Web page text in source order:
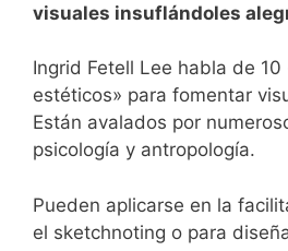
visuales insuflándoles
Ingrid Fetell Lee habla de 10
estéticos» para fomentar
Están avalados por
psicología y antropología.
Pueden aplicarse en la
el sketchnoting o para